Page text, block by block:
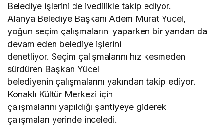
Belediye işlerini de ivedilikle takip ediyor.
Alanya Belediye Başkanı Adem Murat Yücel,
yoğun seçim çalışmalarını yaparken bir yandan da
devam eden belediye işlerini
denetliyor. Seçim çalışmalarını hız kesmeden
sürdüren Başkan Yücel
belediyenin çalışmalarını yakından takip ediyor.
Konaklı Kültür Merkezi için
çalışmalarını yapıldığı şantiyeye giderek
çalışmaları yerinde inceledi.